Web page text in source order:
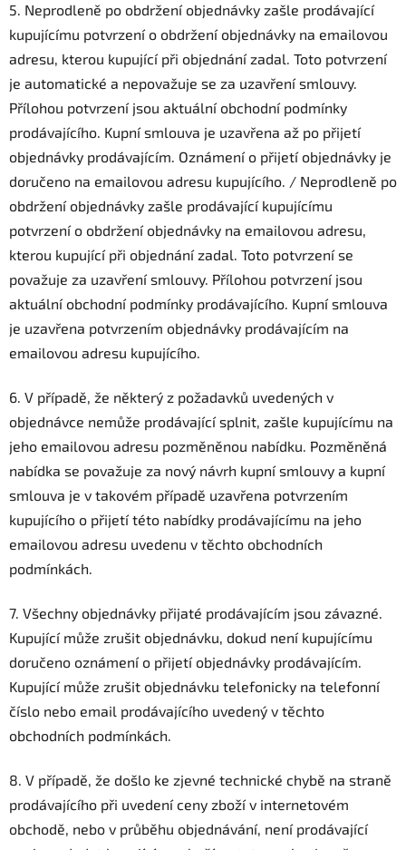
5. Neprodleně po obdržení objednávky zašle prodávající
kupujícímu potvrzení o obdržení objednávky na emailovou
adresu, kterou kupující při objednání zadal. Toto potvrzení
je automatické a nepovažuje se za uzavření smlouvy.
Přílohou potvrzení jsou aktuální obchodní podmínky
prodávajícího. Kupní smlouva je uzavřena až po přijetí
objednávky prodávajícím. Oznámení o přijetí objednávky je
doručeno na emailovou adresu kupujícího. / Neprodleně po
obdržení objednávky zašle prodávající kupujícímu
potvrzení o obdržení objednávky na emailovou adresu,
kterou kupující při objednání zadal. Toto potvrzení se
považuje za uzavření smlouvy. Přílohou potvrzení jsou
aktuální obchodní podmínky prodávajícího. Kupní smlouva
je uzavřena potvrzením objednávky prodávajícím na
emailovou adresu kupujícího.
6. V případě, že některý z požadavků uvedených v
objednávce nemůže prodávající splnit, zašle kupujícímu na
jeho emailovou adresu pozměněnou nabídku. Pozměněná
nabídka se považuje za nový návrh kupní smlouvy a kupní
smlouva je v takovém případě uzavřena potvrzením
kupujícího o přijetí této nabídky prodávajícímu na jeho
emailovou adresu uvedenu v těchto obchodních
podmínkách.
7. Všechny objednávky přijaté prodávajícím jsou závazné.
Kupující může zrušit objednávku, dokud není kupujícímu
doručeno oznámení o přijetí objednávky prodávajícím.
Kupující může zrušit objednávku telefonicky na telefonní
číslo nebo email prodávajícího uvedený v těchto
obchodních podmínkách.
8. V případě, že došlo ke zjevné technické chybě na straně
prodávajícího při uvedení ceny zboží v internetovém
obchodě, nebo v průběhu objednávání, není prodávající